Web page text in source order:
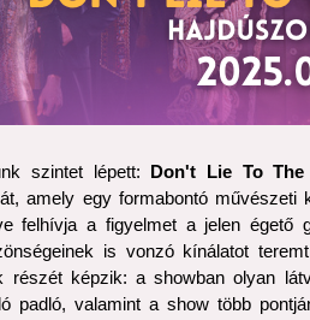
szintet lépett: Don't Lie To The
amely egy formabontó
felhívja a figyelmet a jelen
is vonzó kínálatot
részét képzik: a showban olyan
padló, valamint a show több